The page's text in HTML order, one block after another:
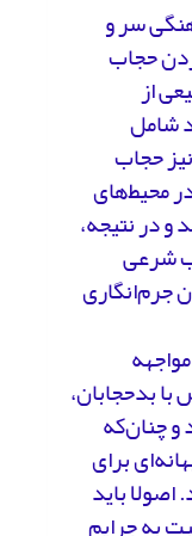
سر و
حجاب
از
شامل
حجاب
محیط‌های
و در نتیجه،
شرعی
جرم‌انگاری
بدحجابان،
و چنان‌که
برای
اصولا باید
به جرایم